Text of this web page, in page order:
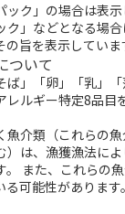
ック」の場合は表
ク」などとなる場
旨を表示していま
ついて
ば」「卵」「乳」
レルギー特定8品目
介類（これらの
）は、漁獲漁法に
。 また、これらの
可能性があります。